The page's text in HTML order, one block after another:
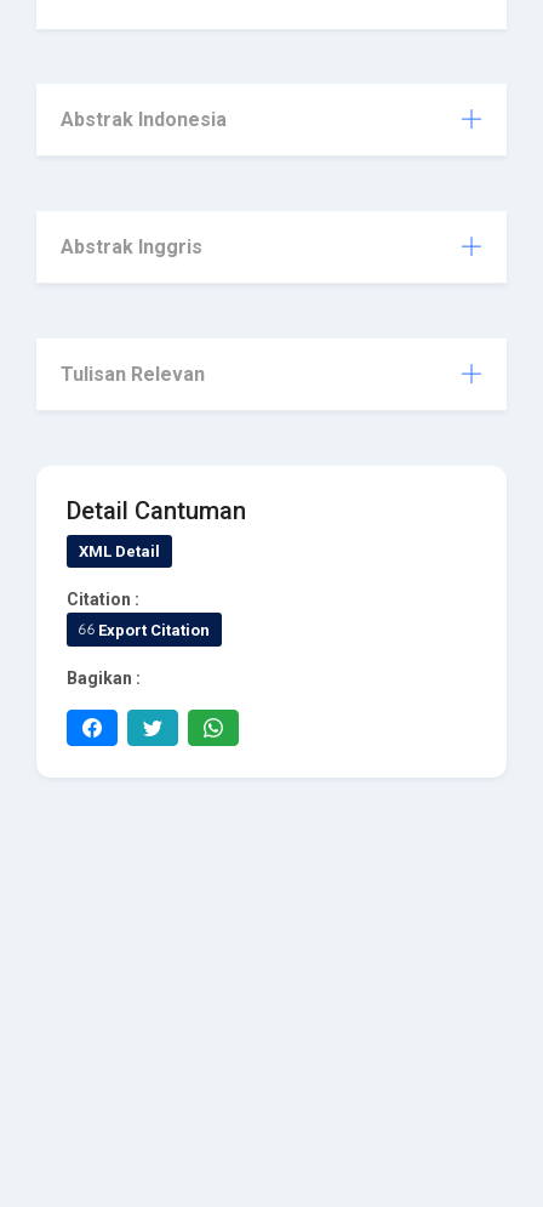
Abstrak Indonesia
Abstrak Inggris
Tulisan Relevan
Detail Cantuman
XML Detail
Citation :
Export Citation
Bagikan :